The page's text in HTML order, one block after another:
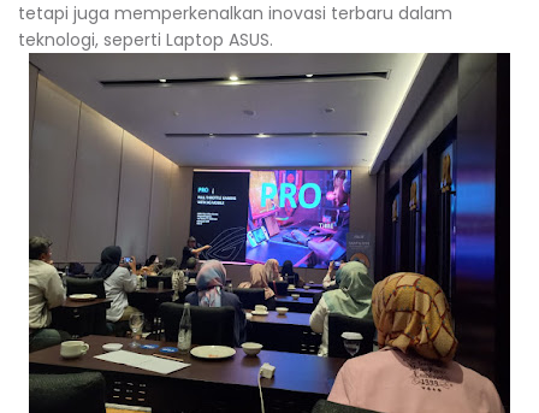
tetapi juga memperkenalkan inovasi terbaru dalam
teknologi, seperti Laptop ASUS.